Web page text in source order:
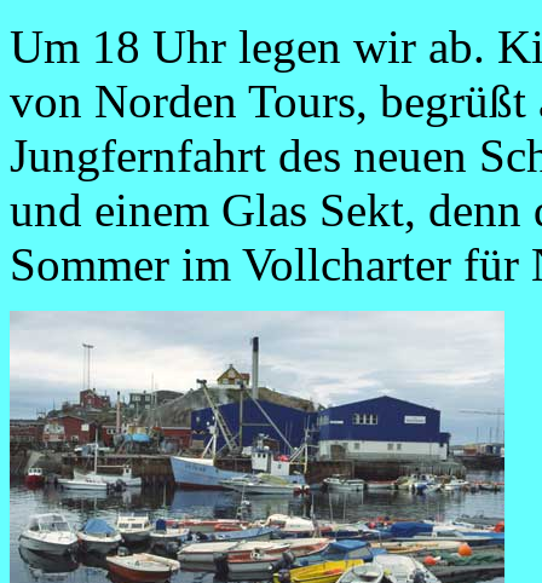
Um 18 Uhr legen wir ab.
von Norden Tours, begrüßt
Jungfernfahrt des neuen
und einem Glas Sekt,
Sommer im Vollcharter für